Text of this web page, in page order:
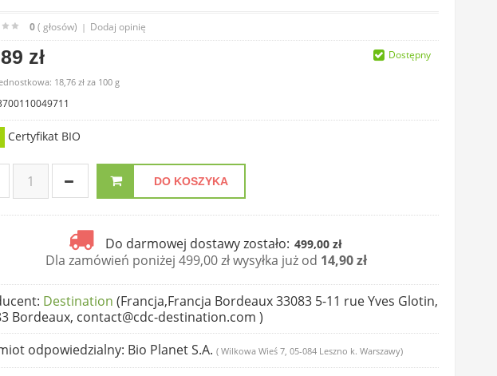
0( głosów) | Dodaj opinię
zł
18,76 zł za 100 g
Certyfikat BIO
DO KOSZYKA
Do darmowej dostawy zostało: 499,00 zł
Dla zamówień poniżej 499,00 zł wysyłka już od 14,90 zł
Dostępny
: Destination (Francja,Francja Bordeaux 33083 5-11 rue Yves Glotin,
Bordeaux, contact@cdc-destination.com )
odpowiedzialny: Bio Planet S.A. ( Wilkowa Wieś 7, 05-084 Leszno k. Warszawy)